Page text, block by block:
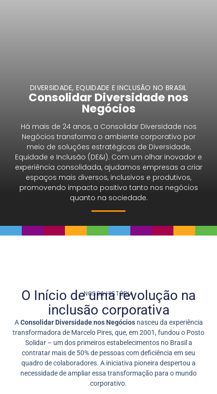
DIVERSIDADE, EQUIDADE E INCLUSÃO NO BRASIL​
Consolidar Diversidade nos
Negócios
Há mais de 24 anos, a Consolidar Diversidade nos
Negócios transforma o ambiente corporativo por
meio de soluções estratégicas de Diversidade,
Equidade e Inclusão (DE&I). Com um olhar inovador e
experiência consolidada, ajudamos empresas a criar
espaços mais diversos, inclusivos e produtivos,
promovendo impacto positivo tanto nos negócios
quanto na sociedade.​
NOSSA HISTÓRIA​
O Início de uma revolução na
inclusão corporativa
AConsolidar Diversidade nos Negócios nasceu da experiência
transformadora de Marcelo Pires, que, em 2001, fundou o Posto
Solidar – um dos primeiros estabelecimentos no Brasil a
contratar mais de 50% de pessoas com deficiência em seu
quadro de colaboradores. A iniciativa pioneira despertou a
necessidade de ampliar essa transformação para o mundo
corporativo.